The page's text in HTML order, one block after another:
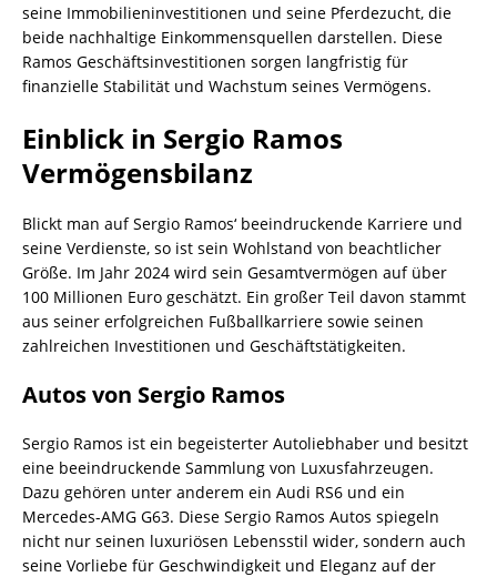
seine Immobilieninvestitionen und seine Pferdezucht, die
beide nachhaltige Einkommensquellen darstellen. Diese
Ramos Geschäftsinvestitionen sorgen langfristig für
finanzielle Stabilität und Wachstum seines Vermögens.
Einblick in Sergio Ramos
Vermögensbilanz
Blickt man auf Sergio Ramos‘ beeindruckende Karriere und
seine Verdienste, so ist sein Wohlstand von beachtlicher
Größe. Im Jahr 2024 wird sein Gesamtvermögen auf über
100 Millionen Euro geschätzt. Ein großer Teil davon stammt
aus seiner erfolgreichen Fußballkarriere sowie seinen
zahlreichen Investitionen und Geschäftstätigkeiten.
Autos von Sergio Ramos
Sergio Ramos ist ein begeisterter Autoliebhaber und besitzt
eine beeindruckende Sammlung von Luxusfahrzeugen.
Dazu gehören unter anderem ein Audi RS6 und ein
Mercedes-AMG G63. Diese Sergio Ramos Autos spiegeln
nicht nur seinen luxuriösen Lebensstil wider, sondern auch
seine Vorliebe für Geschwindigkeit und Eleganz auf der